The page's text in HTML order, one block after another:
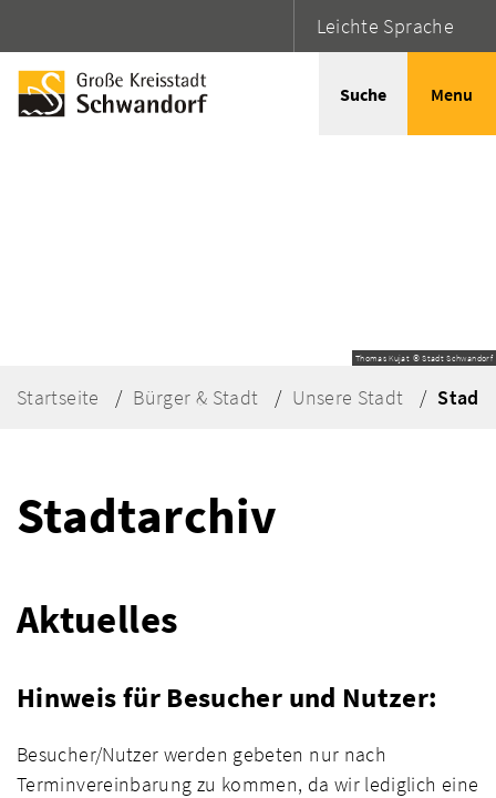
Leichte Sprache
Suche Menu
Thomas Kujat © Stadt Schwandorf
Startseite Bürger & Stadt Unsere Stadt
Stadtarchiv
Aktuelles
Hinweis für Besucher und Nutzer:
Besucher/Nutzer werden gebeten nur nach
Terminvereinbarung zu kommen, da wir lediglich eine